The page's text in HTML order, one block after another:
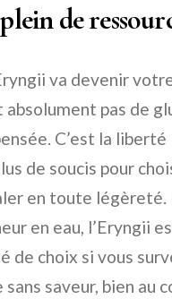
de
va devenir
pas de
C’est la liberté
de soucis pour
en toute légèreté.
en eau, l’Eryngii
de choix si vous
saveur, bien au